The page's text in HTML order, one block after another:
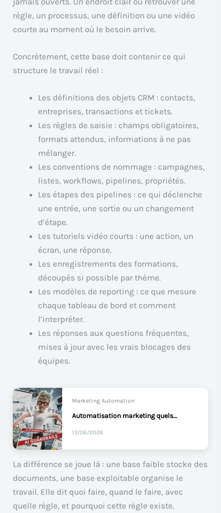
règle, un processus, une définition ou une vidéo
courte au moment où le besoin arrive.
Concrètement, cette base doit contenir ce qui
structure le travail réel :
Les définitions des objets CRM : contacts,
entreprises, transactions et tickets.
Les règles de saisie : champs obligatoires,
formats attendus, informations à ne pas
mélanger.
Les conventions de nommage : campagnes,
listes, workflows, pipelines, propriétés.
Les étapes des pipelines : ce qui déclenche
une entrée, une sortie ou un changement
d’étape.
Les tutoriels vidéo courts : une action, un
écran, une réponse.
Les enregistrements des formations,
découpés si possible par thème.
Les modèles de reporting : ce que mesure
chaque tableau de bord et comment
l’interpréter.
Les réponses aux questions fréquentes,
mises à jour avec les vrais blocages des
équipes.
Marketing Automation
Automatisation marketing quels objectifs fixer ?
13/06/2026
La différence se joue là : une base faible stocke des
documents, une base exploitable organise le
travail. Elle dit quoi faire, quand le faire, avec
quelle règle, et pourquoi cette règle existe.